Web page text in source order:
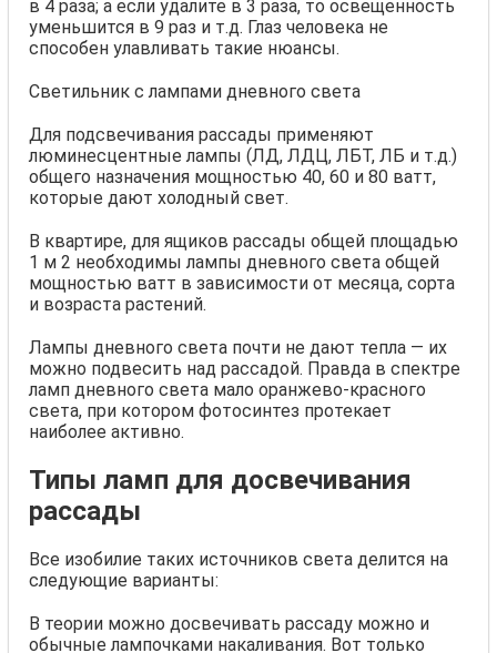
в 4 раза; а если удалите в 3 раза, то освещенность
уменьшится в 9 раз и т.д. Глаз человека не
способен улавливать такие нюансы.
Светильник с лампами дневного света
Для подсвечивания рассады применяют
люминесцентные лампы (ЛД, ЛДЦ, ЛБТ, ЛБ и т.д.)
общего назначения мощностью 40, 60 и 80 ватт,
которые дают холодный свет.
В квартире, для ящиков рассады общей площадью
1 м 2 необходимы лампы дневного света общей
мощностью ватт в зависимости от месяца, сорта
и возраста растений.
Лампы дневного света почти не дают тепла — их
можно подвесить над рассадой. Правда в спектре
ламп дневного света мало оранжево-красного
света, при котором фотосинтез протекает
наиболее активно.
Типы ламп для досвечивания
рассады
Все изобилие таких источников света делится на
следующие варианты:
В теории можно досвечивать рассаду можно и
обычные лампочками накаливания. Вот только